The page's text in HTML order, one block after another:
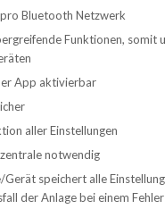
Bluetooth Netzwerk
Funktionen, somit
App aktivierbar
aller Einstellungen
notwendig
Gerät speichert alle
der Anlage bei einem Fehler